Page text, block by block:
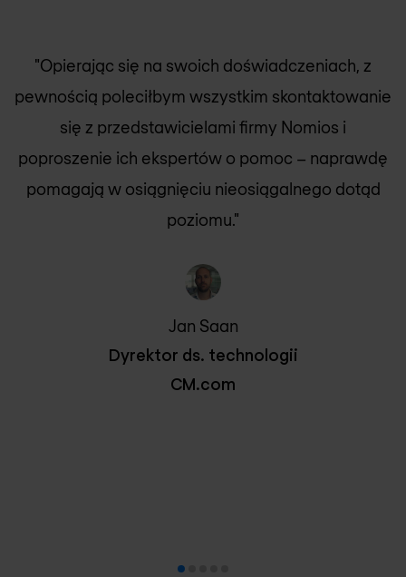
"Opierając się na swoich doświadczeniach, z
pewnością poleciłbym wszystkim skontaktowanie
się z przedstawicielami firmy Nomios i
poproszenie ich ekspertów o pomoc – naprawdę
pomagają w osiągnięciu nieosiągalnego dotąd
poziomu."
Jan Saan
Dyrektor ds. technologii
CM.com